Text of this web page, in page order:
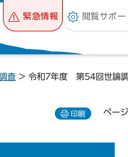
緊急情報 閲覧サポー
査 > 令和7年度 第54回世論調
印刷 ペー